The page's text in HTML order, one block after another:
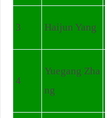
3 Haijun Yang
4
Yuegang Zha
ng